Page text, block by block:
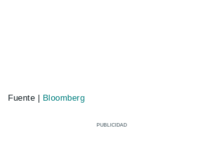
Fuente | Bloomberg